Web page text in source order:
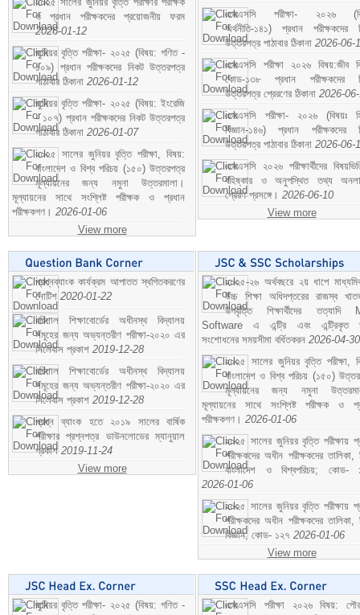
ও প্রধান পরীক্ষকদের প্রয়োজনীয় ফরম
2026-01-12
জুনিয়র বৃত্তি পরীক্ষা- ২০২৫ (বিষয়: গণিত -
১০৯) প্রধান পরীক্ষকদের নিকট উত্তরপত্র
পাঠাবার ঠিকানা 2026-01-12
জুনিয়র বৃত্তি পরীক্ষা- ২০২৫ (বিষয়: ইংরেজি
- ১০৭) প্রধান পরীক্ষকদের নিকট উত্তরপত্র
পাঠাবার ঠিকানা 2026-01-07
২০২৫ সালের জুনিয়র বৃত্তি পরীক্ষা, বিষয়:
বাংলাদেশ ও বিশ্ব পরিচয় (১৫০) উত্তরপত্র
মূল্যায়নের জন্য নমুনা উত্তরমালা।
মূল্যায়নের সাথে সংশ্লিষ্ট পরীক্ষক ও প্রধান
পরীক্ষকগণ। 2026-01-06
View more
এসএসসি পরীক্ষা- ২০২৬
অর্থনীতি-১৪১) প্রধান পরীক্ষকদের
উত্তরপত্র পাঠাবার ঠিকানা 2026-06-
এসএসসি পরীক্ষা ২০২৬ বিষয়:জীব
কোড-১৩৮ প্রধান পরীক্ষকদের
উত্তরপত্র প্রেরণের ঠিকানা 2026-
এসএসসি পরীক্ষা- ২০২৬ (বিষয়ঃ
বিজ্ঞান-১৪৬) প্রধান পরীক্ষকদের
উত্তরপত্র পাঠাবার ঠিকানা 2026-06-
এসএসসি ২০২৬ পরীক্ষার্থীদের
বহিষ্কার ও অনুপস্থিত তথ্য
প্রেরণ প্রসঙ্গে। 2026-06-10
View more
প্রশ্নব্যাংক কার্যক্রম আপাতত স্থগিতকরণের
নোটিশ 2020-01-22
বরিশাল শিক্ষাবোর্ডের অধীনস্থ বিদ্যালয়
সমূহের জন্য অভ্যন্তরীণ পরীক্ষা-২০২০ এর
সিলেবাস প্রকাশ 2019-12-28
বরিশাল শিক্ষাবোর্ডের অধীনস্থ বিদ্যালয়
সমূহের জন্য অভ্যন্তরীণ পরীক্ষা-২০২০ এর
সিলেবাস প্রকাশ 2019-12-28
প্রশ্ন ব্যাংক হতে ২০১৯ সালের বার্ষিক
পরীক্ষার প্রশ্নপত্র ডাউনলোডের ম্যানুয়াল
প্রকাশ 2019-11-24
View more
২০২৫-২৬ অর্থবছরে ২য় ধাপে
উচ্চ শিক্ষা অধিদপ্তরের রাজস্ব
উপবৃত্তি শিক্ষার্থীদের তত্যাদি
Software এ এন্ট্রি এবং এন্ট্রিকৃত
সংশোধনের সময়সীমা বর্ধিতকরন 2026-04-30
২০২৫ সালের জুনিয়র বৃত্তি পরীক্ষা,
বাংলাদেশ ও বিশ্ব পরিচয় (১৫০)
মূল্যায়নের জন্য নমুনা
মূল্যায়নের সাথে সংশ্লিষ্ট পরীক্ষক ও
পরীক্ষকগণ। 2026-01-06
২০২৫ সালের জুনিয়র বৃত্তি পরীক্ষায়
পরীক্ষকদের অধীন পরীক্ষকদের তালিকা,
বাংলাদেশ ও বিশ্বপরিচয়; কোড-
2026-01-06
২০২৫ সালের জুনিয়র বৃত্তি পরীক্ষায়
পরীক্ষকদের অধীন পরীক্ষকদের তালিকা,
বিজ্ঞান; কোড- ১২৭ 2026-01-06
View more
জুনিয়র বৃত্তি পরীক্ষা- ২০২৫ (বিষয়: গণিত -
এসএসসি পরীক্ষা ২০২৬ বিষয়: